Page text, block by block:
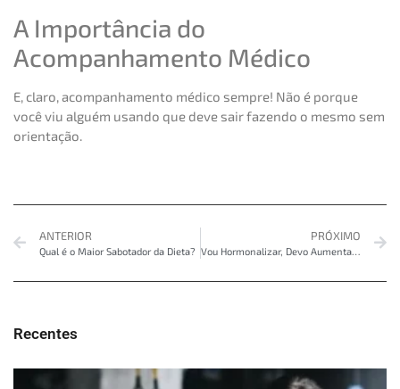
A Importância do
Acompanhamento Médico
E, claro, acompanhamento médico sempre! Não é porque
você viu alguém usando que deve sair fazendo o mesmo sem
orientação.
ANTERIOR
Qual é o Maior Sabotador da Dieta?
PRÓXIMO
Vou Hormonalizar, Devo Aumentar a Proteína?
Recentes